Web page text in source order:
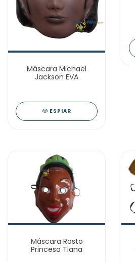
Máscara Michael
Jackson EVA
ESPIAR
Máscara Rosto
Princesa Tiana